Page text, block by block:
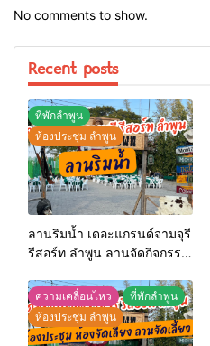
No comments to show.
Recent posts
ที่พักลำพูน
ห้องประชุม ลำพูน
ลานริมน้ำ เดอะแกรนด์จามจุรี
รีสอร์ท ลำพูน ลานจัดกิจกรรม
ความเคลื่อนไหว
ที่พักลำพูน
ห้องประชุม ลำพูน